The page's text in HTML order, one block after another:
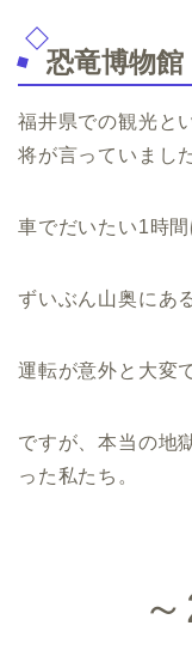
恐竜博物館
福井県での観光と
将が言っていまし
車でだいたい1時間
ずいぶん山奥にあ
運転が意外と大変
ですが、本当の地
った私たち。